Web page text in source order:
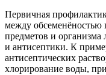
Первичная
между
предметов и
и антисептики. К
антисептических
хлорирование воды,